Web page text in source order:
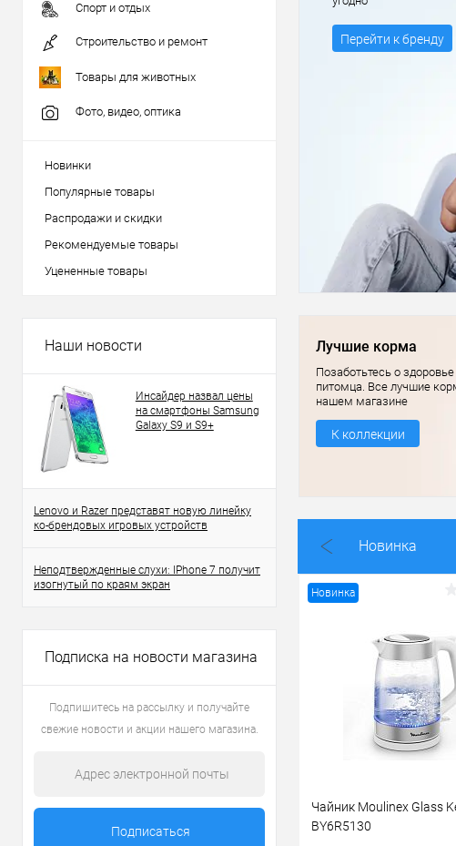
Спорт и отдых
Строительство и ремонт
Товары для животных
Фото, видео, оптика
Новинки
Популярные товары
Распродажи и скидки
Рекомендуемые товары
Уцененные товары
Наши новости
Инсайдер назвал цены
на смартфоны Samsung
Galaxy S9 и S9+
Lenovo и Razer представят новую линейку
ко-брендовых игровых устройств
Неподтвержденные слухи: IPhone 7 получит
изогнутый по краям экран
Подписка на новости магазина
Подпишитесь на рассылку и получайте
свежие новости и акции нашего магазина.
Перейти к бренду
Лучшие корма
Позаботьтесь о
питомца. Все лучшие
нашем магазине
К коллекции
Новинка
Новинка
Чайник Moulinex Glass
BY6R5130